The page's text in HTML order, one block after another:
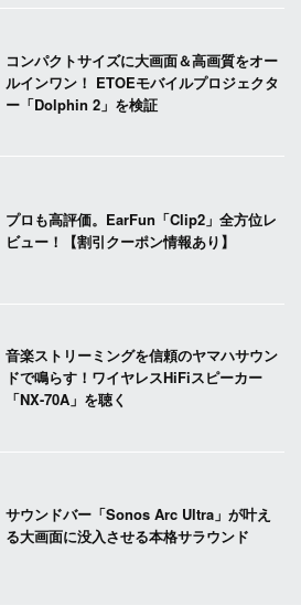
コンパクトサイズに大画面＆高画質をオー
ルインワン！ ETOEモバイルプロジェクタ
ー「Dolphin 2」を検証
プロも高評価。EarFun「Clip2」全方位レ
ビュー！【割引クーポン情報あり】
音楽ストリーミングを信頼のヤマハサウン
ドで鳴らす！ワイヤレスHiFiスピーカー
「NX-70A」を聴く
サウンドバー「Sonos Arc Ultra」が叶え
る大画面に没入させる本格サラウンド